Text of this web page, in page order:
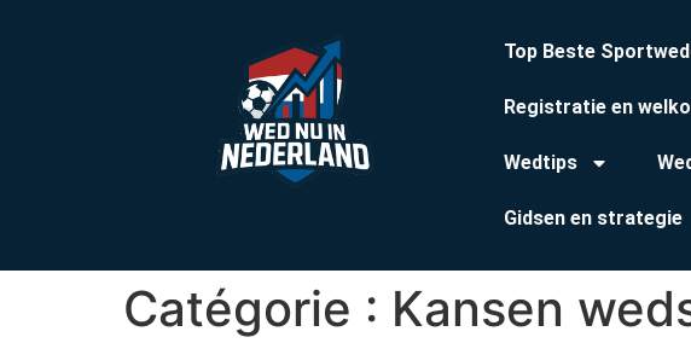
Top Beste
Registratie en
Wedtips
Gidsen en strategie
Catégorie : Kansen